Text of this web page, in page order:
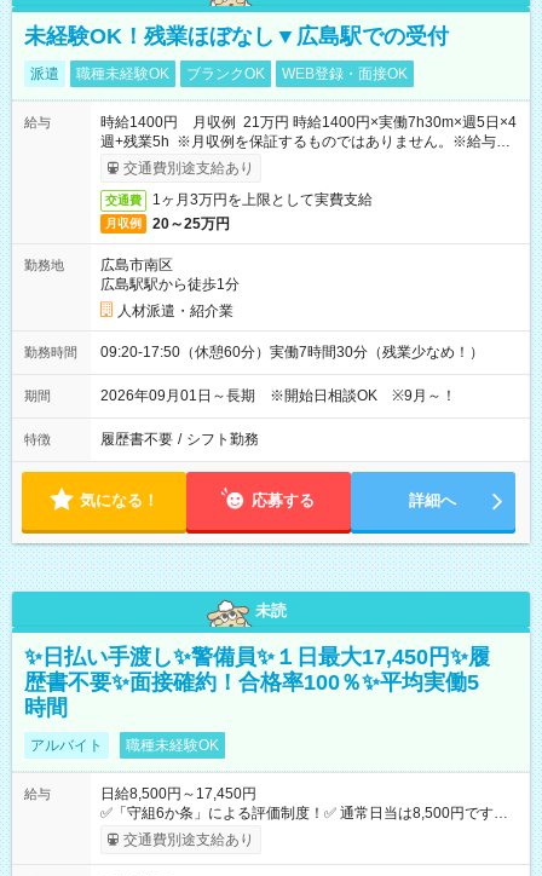
未経験OK！残業ほぼなし▼広島駅での受付
派遣 職種未経験OK ブランクOK WEB登録・面接OK
給与
時給1400円 月収例 21万円 時給1400円×実働7h30m×週5日×4
週+残業5h ※月収例を保証するものではありません。※給与即
受取りサービス利用可（利用条件有）
交通費別途支給あり
交通費 1ヶ月3万円を上限として実費支給
月収例 20～25万円
勤務地
広島市南区
広島駅駅から徒歩1分
人材派遣・紹介業
勤務時間 09:20-17:50（休憩60分）実働7時間30分（残業少なめ！）
期間 2026年09月01日～長期 ※開始日相談OK ※9月～！
特徴 履歴書不要 / シフト勤務
気になる！ 応募する 詳細へ
未読
✨日払い手渡し✨警備員✨１日最大17,450円✨履
歴書不要✨面接確約！合格率100％✨平均実働5
時間
アルバイト 職種未経験OK
給与
日給8,500円～17,450円
✅「守組6か条」による評価制度！✅ 通常日当は8,500円ですが
上記評価制度により「S級隊員」と認定されれば10,000円の日当
を支給します。 (1)上記勤務者が交通2級資格者の場合10,000円
交通費別途支給あり